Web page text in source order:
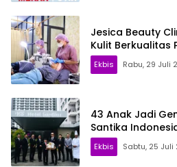
Jesica Beauty
Kulit Berkualitas
Ekbis Rabu, 29 Juli
43 Anak Jadi
Santika
Ekbis Sabtu, 25 Juli